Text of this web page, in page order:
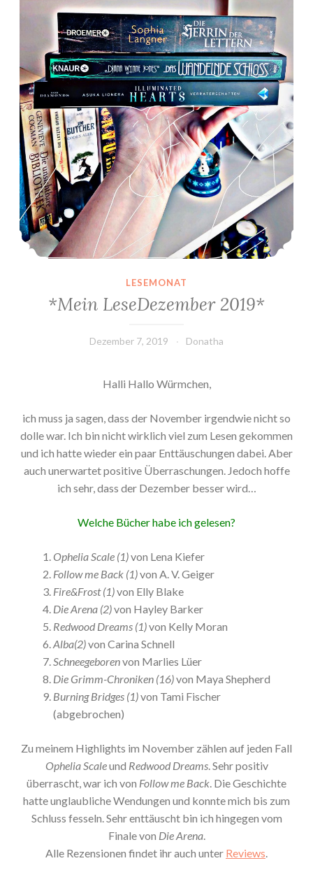
LESEMONAT
*Mein LeseDezember 2019*
Dezember 7, 2019 Donatha
Halli Hallo Würmchen,
ich muss ja sagen, dass der November irgendwie nicht so
dolle war. Ich bin nicht wirklich viel zum Lesen gekommen
und ich hatte wieder ein paar Enttäuschungen dabei. Aber
auch unerwartet positive Überraschungen. Jedoch hoffe
ich sehr, dass der Dezember besser wird…
Welche Bücher habe ich gelesen?
Ophelia Scale (1)von Lena Kiefer
Follow me Back (1)von A. V. Geiger
Fire&Frost (1)von Elly Blake
Die Arena (2)von Hayley Barker
Redwood Dreams (1)von Kelly Moran
Alba(2)von Carina Schnell
Schneegeborenvon Marlies Lüer
Die Grimm-Chroniken (16)von Maya Shepherd
Burning Bridges (1)von Tami Fischer
(abgebrochen)
Zu meinem Highlights im November zählen auf jeden Fall
Ophelia Scaleund Redwood Dreams. Sehr positiv
überrascht, war ich von Follow me Back. Die Geschichte
hatte unglaubliche Wendungen und konnte mich bis zum
Schluss fesseln. Sehr enttäuscht bin ich hingegen vom
Finale von Die Arena.
Alle Rezensionen findet ihr auch unter Reviews.